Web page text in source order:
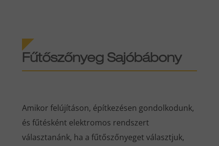
Fűtőszőnyeg Sajóbábony
Amikor felújításon, építkezésen gondolkodunk,
és fűtésként elektromos rendszert
választanánk, ha a fűtőszőnyeget választjuk,